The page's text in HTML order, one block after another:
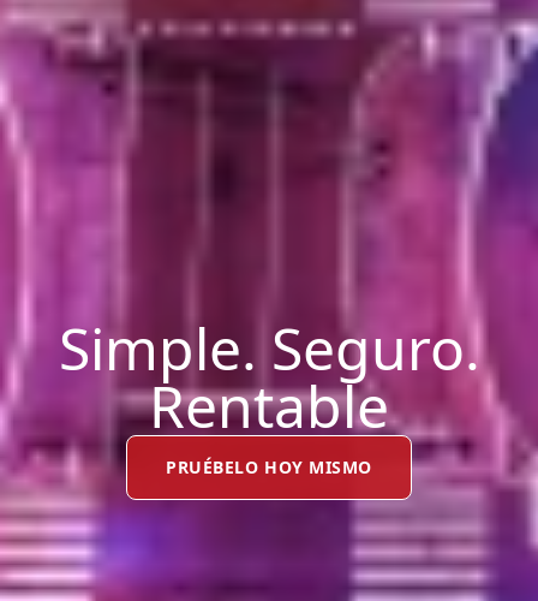
Simple. Seguro.
Rentable
PRUÉBELO HOY MISMO